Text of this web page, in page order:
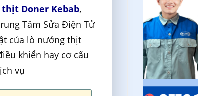
Doner Kebab,
Tâm Sửa Điện Tử
của lò nướng thịt
khiển hay cơ cấu
vụ